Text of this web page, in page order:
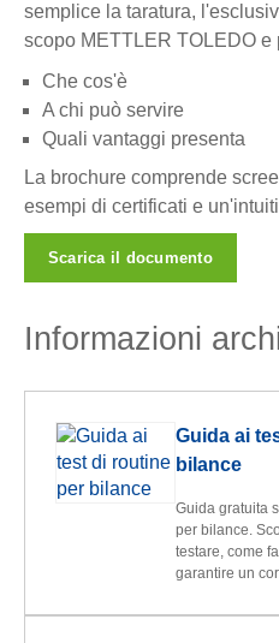
semplice la taratura,
scopo METTLER TOLEDO e
Che cos'è
A chi può servire
Quali vantaggi presenta
La brochure comprende
esempi di certificati e
Scarica il documento
Informazioni
Guida ai
bilance
Guida gratuita
per bilance.
testare, come
garantire un